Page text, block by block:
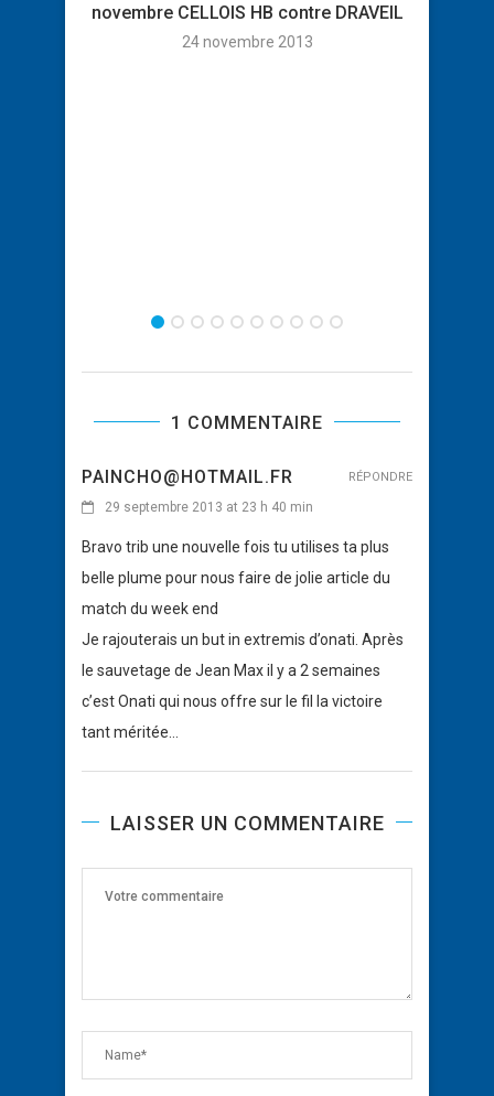
novembre CELLOIS HB contre DRAVEIL
24 novembre 2013
1 COMMENTAIRE
PAINCHO@HOTMAIL.FR
29 septembre 2013 at 23 h 40 min
Bravo trib une nouvelle fois tu utilises ta plus
belle plume pour nous faire de jolie article du
match du week end
Je rajouterais un but in extremis d’onati. Après
le sauvetage de Jean Max il y a 2 semaines
c’est Onati qui nous offre sur le fil la victoire
tant méritée…
RÉPONDRE
LAISSER UN COMMENTAIRE